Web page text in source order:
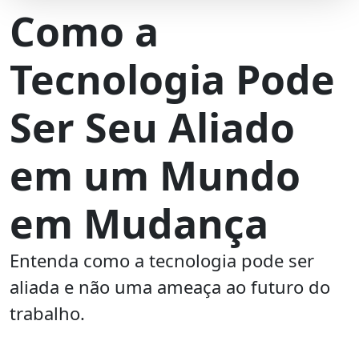
Como a
Tecnologia Pode
Ser Seu Aliado
em um Mundo
em Mudança
Entenda como a tecnologia pode ser
aliada e não uma ameaça ao futuro do
trabalho.